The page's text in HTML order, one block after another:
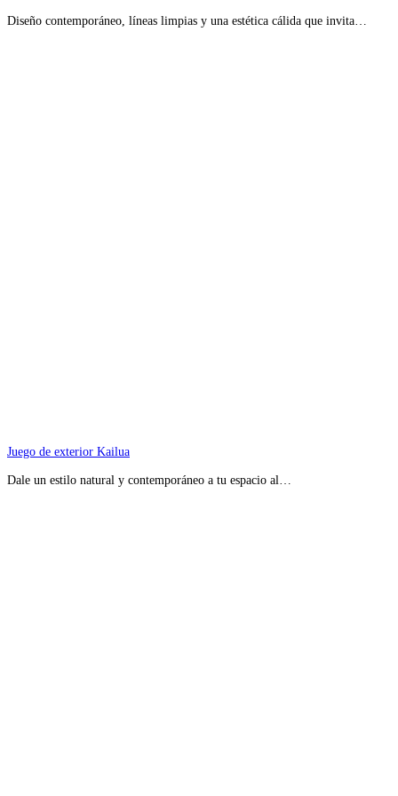
Diseño contemporáneo, líneas limpias y una estética cálida que invita…
Juego de exterior Kailua
Dale un estilo natural y contemporáneo a tu espacio al…